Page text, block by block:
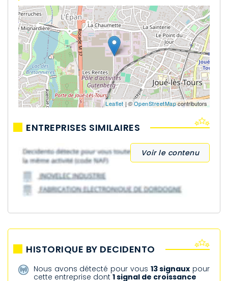
Leaflet | ©OpenStreetMapcontributors
ENTREPRISES SIMILAIRES
Voir le contenu
HISTORIQUE BY DECIDENTO
Nous avons détecté pour vous 13 signaux pour
cette entreprise dont1 signal de croissance